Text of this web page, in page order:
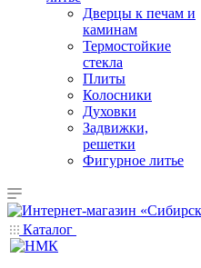
Дверцы к печам и
каминам
Термостойкие
стекла
Плиты
Колосники
Духовки
Задвижки,
решетки
Фигурное литье
Каталог